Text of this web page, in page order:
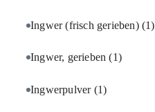
Ingwer (frisch gerieben) (1)
Ingwer, gerieben(1)
Ingwerpulver (1)